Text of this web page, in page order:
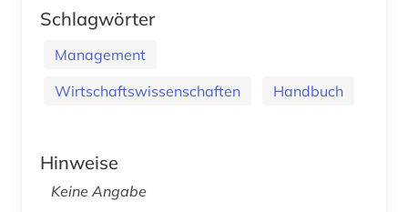
Schlagwörter
Management
Wirtschaftswissenschaften
Handbuch
Hinweise
Keine Angabe